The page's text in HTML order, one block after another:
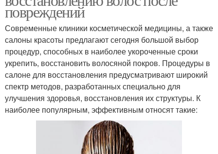
повреждений
Современные клиники косметической медицины, а также
салоны красоты предлагают сегодня большой выбор
процедур, способных в наиболее укороченные сроки
укрепить, восстановить волосяной покров. Процедуры в
салоне для восстановления предусматривают широкий
спектр методов, разработанных специально для
улучшения здоровья, восстановления их структуры. К
наиболее популярным, эффективным относят такие: